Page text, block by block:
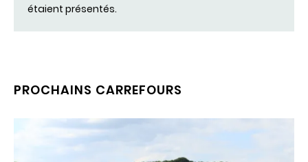
étaient présentés.
PROCHAINS CARREFOURS